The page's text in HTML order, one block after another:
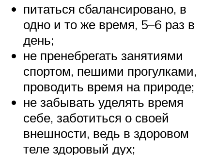
питаться сбалансировано, в
одно и то же время, 5–6 раз в
день;
не пренебрегать занятиями
спортом, пешими прогулками,
проводить время на природе;
не забывать уделять время
себе, заботиться о своей
внешности, ведь в здоровом
теле здоровый дух;